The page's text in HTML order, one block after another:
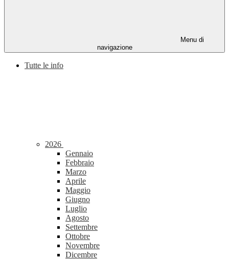
Menu di
navigazione
Tutte le info
2026
Gennaio
Febbraio
Marzo
Aprile
Maggio
Giugno
Luglio
Agosto
Settembre
Ottobre
Novembre
Dicembre